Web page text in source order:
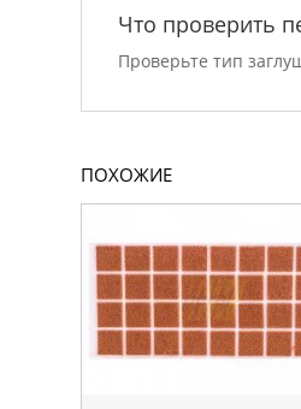
Что проверить
Проверьте тип
ПОХОЖИЕ